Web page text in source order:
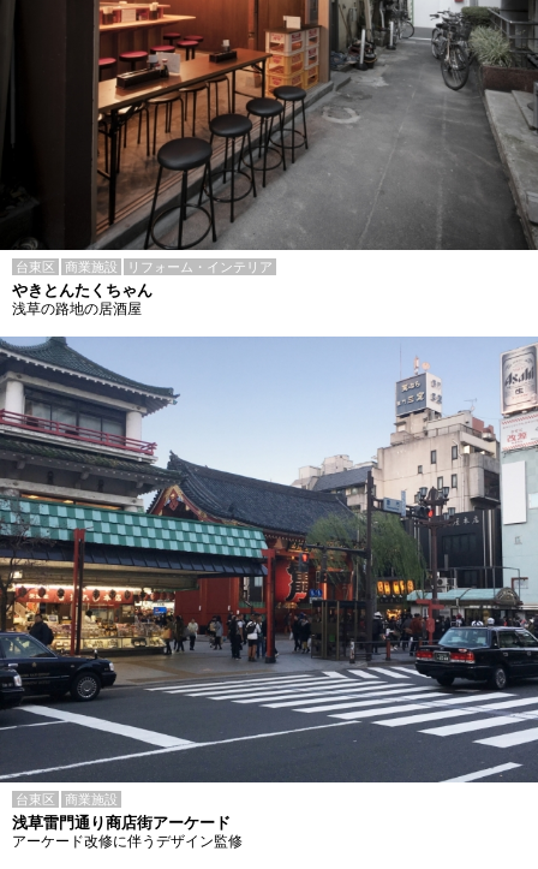
台東区 商業施設 リフォーム・インテリア
やきとんたくちゃん
浅草の路地の居酒屋
台東区 商業施設
浅草雷門通り商店街アーケード
アーケード改修に伴うデザイン監修